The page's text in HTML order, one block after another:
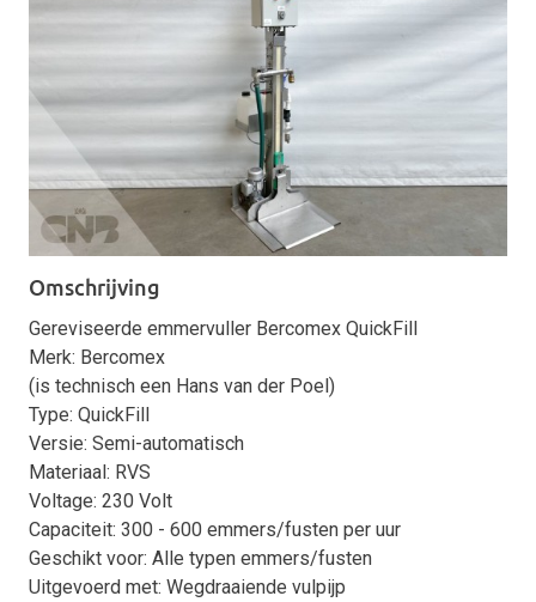
Omschrijving
Gereviseerde emmervuller Bercomex QuickFill
Merk: Bercomex
(is technisch een Hans van der Poel)
Type: QuickFill
Versie: Semi-automatisch
Materiaal: RVS
Voltage: 230 Volt
Capaciteit: 300 - 600 emmers/fusten per uur
Geschikt voor: Alle typen emmers/fusten
Uitgevoerd met: Wegdraaiende vulpijp